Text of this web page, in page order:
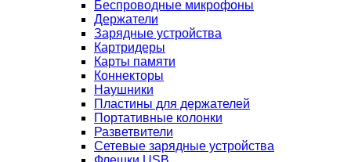
Беспроводные микрофоны
Держатели
Зарядные устройства
Картридеры
Карты памяти
Коннекторы
Наушники
Пластины для держателей
Портативные колонки
Разветвители
Сетевые зарядные устройства